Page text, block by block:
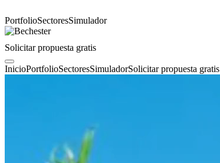
PortfolioSectoresSimulador
Solicitar propuesta gratis
InicioPortfolioSectoresSimuladorSolicitar propuesta gratis